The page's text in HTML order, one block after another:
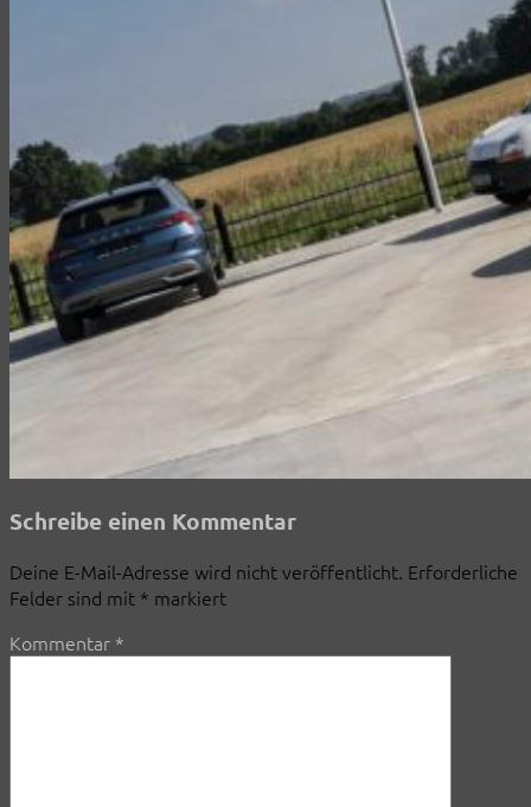
Schreibe einen Kommentar
Deine E-Mail-Adresse wird nicht veröffentlicht. Erforderliche
Felder sind mit * markiert
Kommentar*